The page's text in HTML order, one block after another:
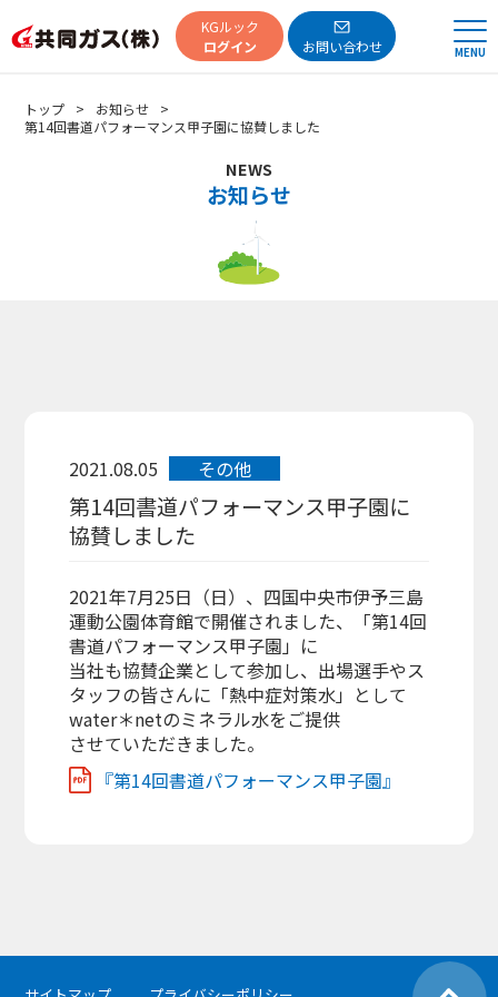
共同ガスKGルック
ログイン
お問い合わせ MENU
トップ
お知らせ
第14回書道パフォーマンス甲子園に協賛しました
NEWS
お知らせ
2021.08.05 その他
第14回書道パフォーマンス甲子園に
協賛しました
2021年7月25日（日）、四国中央市伊予三島
運動公園体育館で開催されました、「第14回
書道パフォーマンス甲子園」に
当社も協賛企業として参加し、出場選手やス
タッフの皆さんに「熱中症対策水」として
water＊netのミネラル水をご提供
させていただきました。
『第14回書道パフォーマンス甲子園』